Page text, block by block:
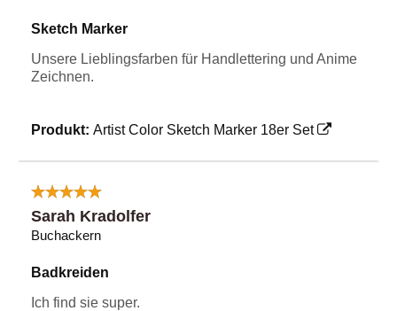
Sketch Marker
Unsere Lieblingsfarben für Handlettering und Anime
Zeichnen.
Produkt: Artist Color Sketch Marker 18er Set
Sarah Kradolfer
Buchackern
Badkreiden
Ich find sie super.